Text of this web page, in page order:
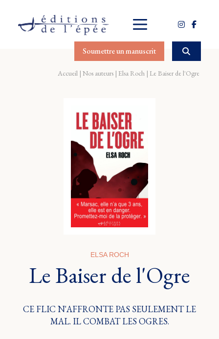
Soumettre un manuscrit
Accueil Nos auteurs Elsa Roch Le Baiser de l'Ogre
ELSA ROCH
Le Baiser de l'Ogre
CE FLIC N'AFFRONTE PAS SEULEMENT LE
MAL. IL COMBAT LES OGRES.